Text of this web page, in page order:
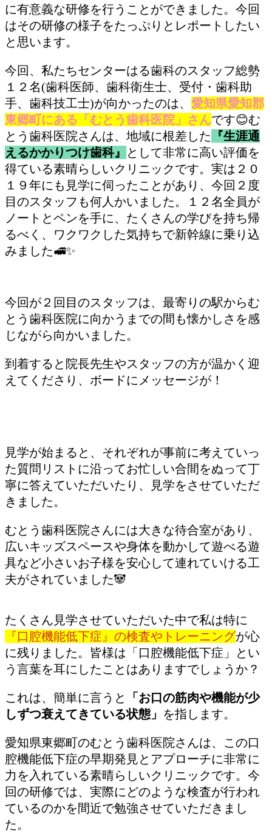
に有意義な研修を行うことができました。今回
はその研修の様子をたっぷりとレポートしたい
と思います。
今回、私たちセンターはる歯科のスタッフ総勢
１２名(歯科医師、歯科衛生士、受付・歯科助
手、歯科技工士)が向かったのは、 愛知県愛知郡
東郷町にある「むとう歯科医院」さんです😊む
とう歯科医院さんは、地域に根差した 『生涯通
えるかかりつけ歯科』
として非常に高い評価を
得ている素晴らしいクリニックです。実は２０
１９年にも見学に伺ったことがあり、今回２度
目のスタッフも何人かいました。１２名全員が
ノートとペンを手に、たくさんの学びを持ち帰
るべく、ワクワクした気持ちで新幹線に乗り込
みました🚅✨
今回が２回目のスタッフは、最寄りの駅からむ
とう歯科医院に向かうまでの間も懐かしさを感
じながら向かいました。
到着すると院長先生やスタッフの方が温かく迎
えてくださり、ボードにメッセージが！
見学が始まると、それぞれが事前に考えていっ
た質問リストに沿ってお忙しい合間をぬって丁
寧に答えていただいたり、見学をさせていただ
きました。
むとう歯科医院さんには大きな待合室があり、
広いキッズスペースや身体を動かして遊べる遊
具など小さいお子様を安心して連れていける工
夫がされていました🐼
たくさん見学させていただいた中で私は特に
『口腔機能低下症』の検査やトレーニングが心
に残りました。皆様は「口腔機能低下症」とい
う言葉を耳にしたことはありますでしょうか？
これは、簡単に言うと
「お口の筋肉や機能が少
しずつ衰えてきている状態」 を指します。
愛知県東郷町のむとう歯科医院さんは、この口
腔機能低下症の早期発見とアプローチに非常に
力を入れている素晴らしいクリニックです。今
回の研修では、実際にどのような検査が行われ
ているのかを間近で勉強させていただきまし
た。